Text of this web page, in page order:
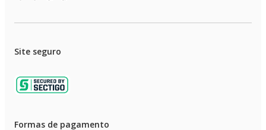
Site seguro
Formas de pagamento